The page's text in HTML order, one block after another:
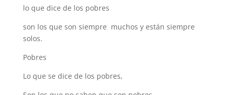
lo que dice de los pobres
son los que son siempre muchos y están siempre
solos.
Pobres
Lo que se dice de los pobres,